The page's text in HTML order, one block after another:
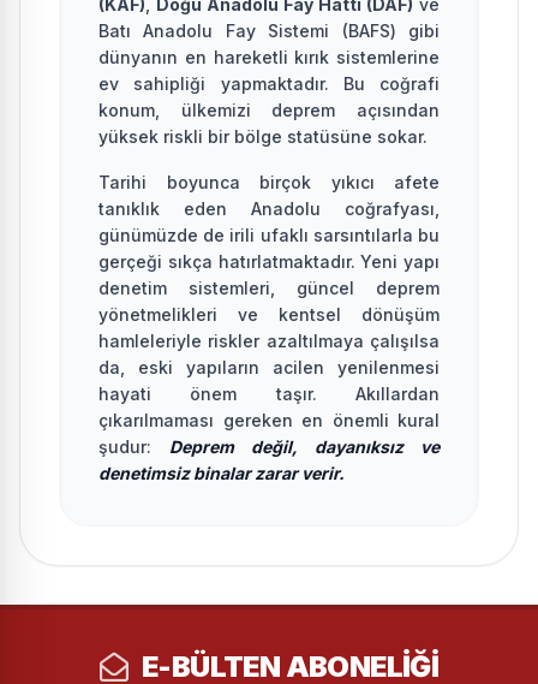
(KAF)
Doğu Anadolu Fay Hattı (DAF) ve
Batı Anadolu Fay Sistemi (BAFS) gibi
dünyanın en hareketli kırık sistemlerine
ev sahipliği yapmaktadır. Bu coğrafi
konum, ülkemizi deprem açısından
yüksek riskli bir bölge statüsüne sokar.
Tarihi boyunca birçok yıkıcı afete
tanıklık eden Anadolu coğrafyası,
günümüzde de irili ufaklı sarsıntılarla bu
gerçeği sıkça hatırlatmaktadır. Yeni yapı
denetim sistemleri, güncel deprem
yönetmelikleri ve kentsel dönüşüm
hamleleriyle riskler azaltılmaya çalışılsa
da, eski yapıların acilen yenilenmesi
hayati önem taşır. Akıllardan
çıkarılmaması gereken en önemli kural
şudur: Deprem değil, dayanıksız ve
denetimsiz binalar zarar verir.
E-BÜLTEN ABONELIĞI